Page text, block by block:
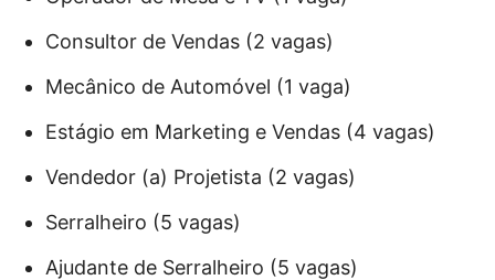
Consultor de Vendas (2 vagas)
Mecânico de Automóvel (1 vaga)
Estágio em Marketing e Vendas (4 vagas)
Vendedor (a) Projetista (2 vagas)
Serralheiro (5 vagas)
Ajudante de Serralheiro (5 vagas)